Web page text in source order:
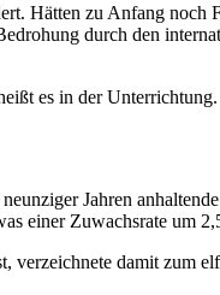
Hätten zu Anfang noch
durch den
es in der Unterrichtung.
Jahren
einer Zuwachsrate um
damit zum